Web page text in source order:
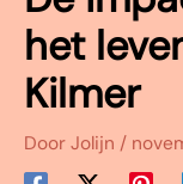
het
Kilmer
Door Jolijn /